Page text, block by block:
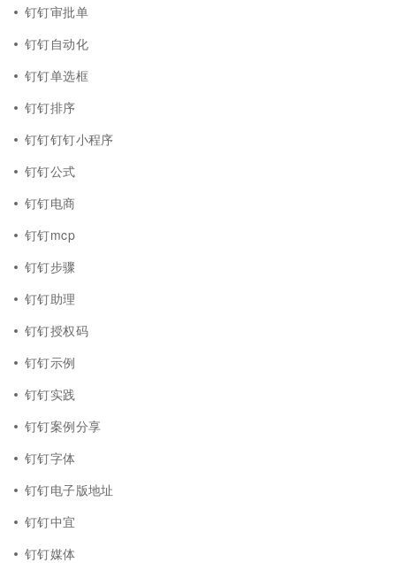
钉钉审批单
钉钉自动化
钉钉单选框
钉钉排序
钉钉钉钉小程序
钉钉公式
钉钉电商
钉钉mcp
钉钉步骤
钉钉助理
钉钉授权码
钉钉示例
钉钉实践
钉钉案例分享
钉钉字体
钉钉电子版地址
钉钉中宜
钉钉媒体